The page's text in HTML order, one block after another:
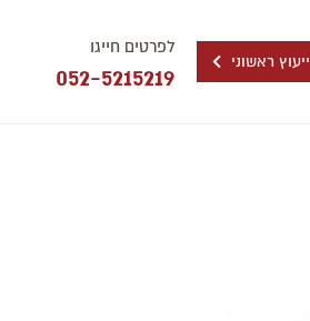
ייעוץ ראשוני
לפרטים חייגו
052-5215219